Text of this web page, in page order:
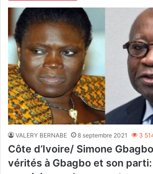
VALERY BERNABE 8 septembre 2021 3
Côte d’Ivoire/ Simone
vérités à Gbagbo et son